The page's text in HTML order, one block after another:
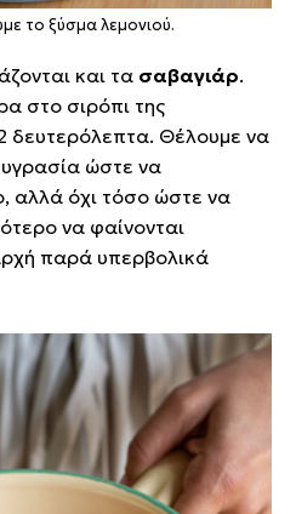
το ξύσμα λεμονιού.
και τα σαβαγιάρ.
στο σιρόπι της
δευτερόλεπτα. Θέλουμε να
ώστε να
αλλά όχι τόσο ώστε να
να φαίνονται
παρά υπερβολικά